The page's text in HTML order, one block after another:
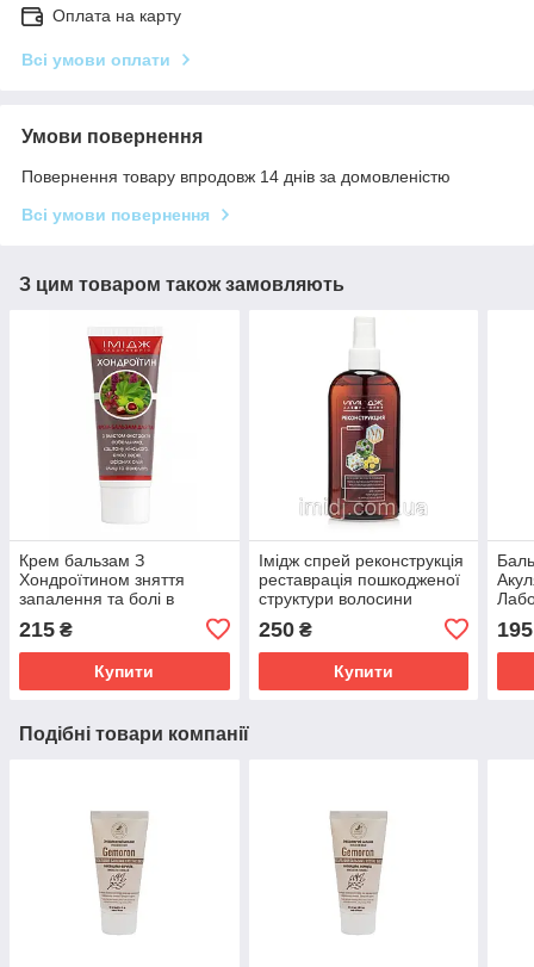
Оплата на карту
Всі умови оплати
Умови повернення
Повернення товару впродовж 14 днів за домовленістю
Всі умови повернення
З цим товаром також замовляють
Крем бальзам З
Хондроїтином зняття
запалення та болі в
суглобах, м'язах і хребті
Імідж Лабораторія
215 ₴
Купити
Імідж спрей реконструкція
реставрація пошкодженої
структури волосини
250₴
Купити
195
Подібні товари компанії